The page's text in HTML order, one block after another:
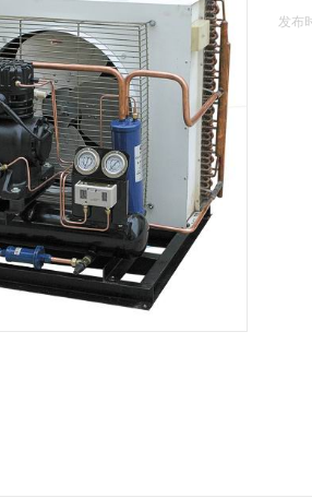
发布